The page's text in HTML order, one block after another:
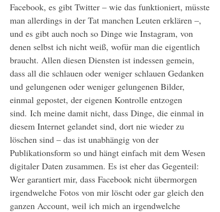
Facebook, es gibt Twitter – wie das funktioniert, müsste
man allerdings in der Tat manchen Leuten erklären –,
und es gibt auch noch so Dinge wie Instagram, von
denen selbst ich nicht weiß, wofür man die eigentlich
braucht. Allen diesen Diensten ist indessen gemein,
dass all die schlauen oder weniger schlauen Gedanken
und gelungenen oder weniger gelungenen Bilder,
einmal gepostet, der eigenen Kontrolle entzogen
sind. Ich meine damit nicht, dass Dinge, die einmal in
diesem Internet gelandet sind, dort nie wieder zu
löschen sind – das ist unabhängig von der
Publikationsform so und hängt einfach mit dem Wesen
digitaler Daten zusammen. Es ist eher das Gegenteil:
Wer garantiert mir, dass Facebook nicht übermorgen
irgendwelche Fotos von mir löscht oder gar gleich den
ganzen Account, weil ich mich an irgendwelche